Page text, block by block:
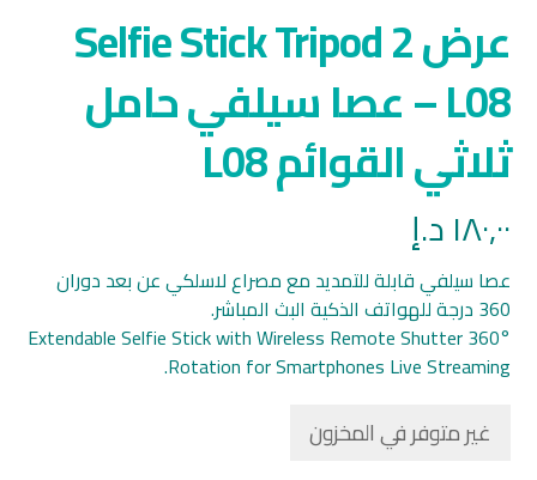
عرض 2 Selfie Stick Tripod
L08 – عصا سيلفي حامل
ثلاثي القوائم L08
١٨٠,٠٠د.إ
عصا سيلفي قابلة للتمديد مع مصراع لاسلكي عن بعد دوران
360 درجة للهواتف الذكية البث المباشر.
Extendable Selfie Stick with Wireless Remote Shutter 360°
Rotation for Smartphones Live Streaming.
غير متوفر في المخزون